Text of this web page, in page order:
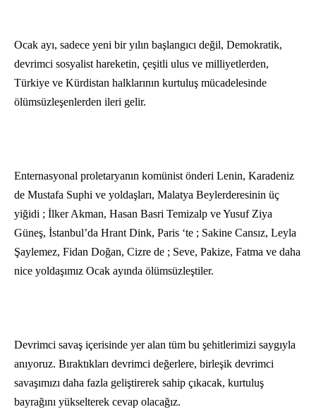
Ocak ayı, sadece yeni bir yılın başlangıcı değil, Demokratik,
devrimci sosyalist hareketin, çeşitli ulus ve milliyetlerden,
Türkiye ve Kürdistan halklarının kurtuluş mücadelesinde
ölümsüzleşenlerden ileri gelir.
Enternasyonal proletaryanın komünist önderi Lenin, Karadeniz
de Mustafa Suphi ve yoldaşları, Malatya Beylerderesinin üç
yiğidi ; İlker Akman, Hasan Basri Temizalp ve Yusuf Ziya
Güneş, İstanbul’da Hrant Dink, Paris ‘te ; Sakine Cansız, Leyla
Şaylemez, Fidan Doğan, Cizre de ; Seve, Pakize, Fatma ve daha
nice yoldaşımız Ocak ayında ölümsüzleştiler.
Devrimci savaş içerisinde yer alan tüm bu şehitlerimizi saygıyla
anıyoruz. Bıraktıkları devrimci değerlere, birleşik devrimci
savaşımızı daha fazla geliştirerek sahip çıkacak, kurtuluş
bayrağını yükselterek cevap olacağız.